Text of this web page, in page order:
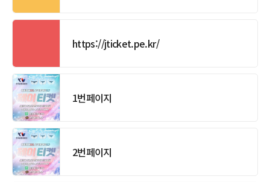
https://jticket.pe.kr/
1번페이지
2번페이지